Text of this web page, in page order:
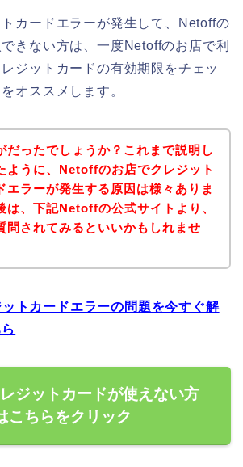
カードエラーが発生して、Netoffの
きない方は、一度Netoffのお店で利
ジットカードの有効期限をチェッ
オススメします。
だったでしょうか？これまで説明し
ように、Netoffのお店でクレジット
エラーが発生する原因は様々ありま
は、下記Netoffの公式サイトより、
問されてみるといいかもしれませ
トカードエラーの問題を今すぐ解
ジットカードが使えない方
こちらをクリック